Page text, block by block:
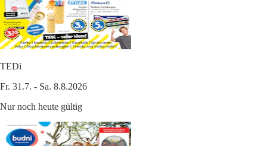
TEDi
Fr. 31.7. - Sa. 8.8.2026
Nur noch heute gültig